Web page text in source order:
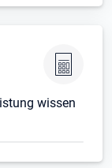
wissen